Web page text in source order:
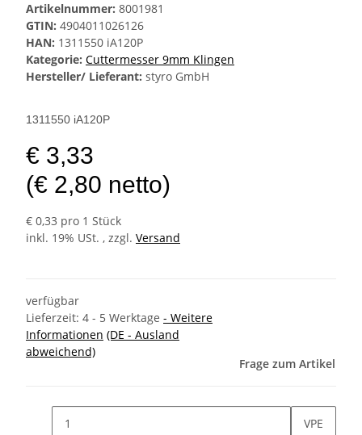
Artikelnummer: 8001981
GTIN: 4904011026126
HAN: 1311550 iA120P
Kategorie: Cuttermesser 9mm Klingen
Hersteller/ Lieferant: styro GmbH
1311550 iA120P
€ 3,33
(€ 2,80 netto)
€ 0,33 pro 1 Stück
inkl. 19% USt. , zzgl. Versand
verfügbar
Lieferzeit: 4 - 5 Werktage - Weitere
Informationen (DE - Ausland
abweichend)
Frage zum Artikel
VPE